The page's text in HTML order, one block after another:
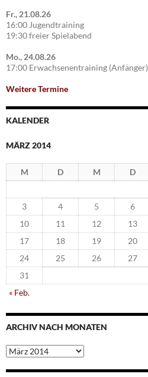
Fr., 21.08.26
16:00 Jugendtraining
19:30 freier Spielabend
Mo., 24.08.26
17:00 Erwachsenentraining (Anfänger)
Weitere Termine
KALENDER
MÄRZ 2014
M D M D
3
4 5 6
10
11 12 13
17
18 19 20
24
25 26 27
31
« Feb.
ARCHIV NACH MONATEN
Archiv
nach
Monaten